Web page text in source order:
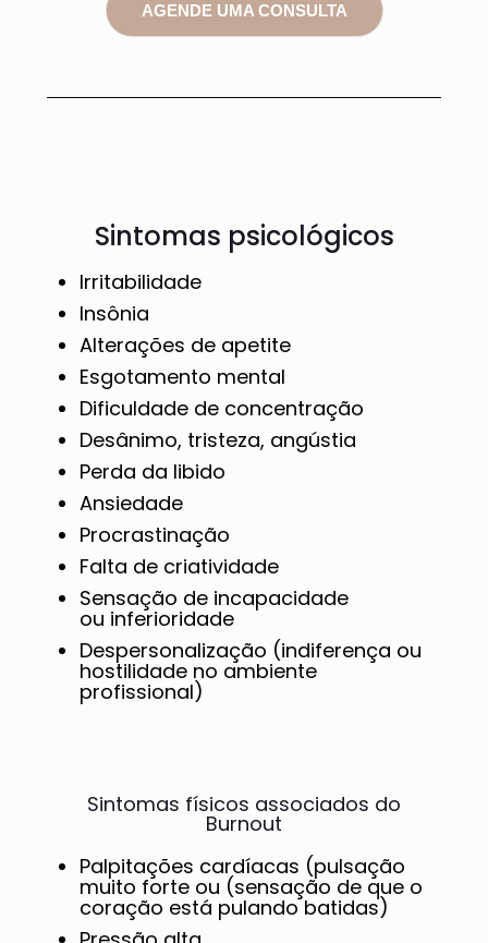
AGENDE UMA CONSULTA
Sintomas psicológicos
Irritabilidade
Insônia
Alterações de apetite
Esgotamento mental
Dificuldade de concentração
Desânimo, tristeza, angústia
Perda da libido
Ansiedade
Procrastinação
Falta de criatividade
Sensação de incapacidade
ou inferioridade
Despersonalização (indiferença ou
hostilidade no ambiente
profissional)
Sintomas físicos associados do
Burnout
Palpitações cardíacas (pulsação
muito forte ou (sensação de que o
coração está pulando batidas)